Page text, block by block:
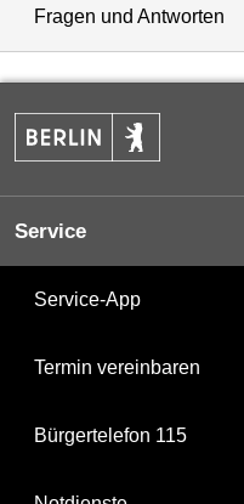
Fragen und Antworten
Service
Service-App
Termin vereinbaren
Bürgertelefon 115